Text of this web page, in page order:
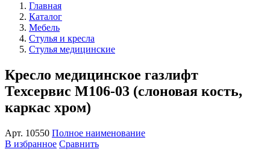
Главная
Каталог
Мебель
Стулья и кресла
Стулья медицинские
Кресло медицинское газлифт
Техсервис М106-03 (слоновая кость,
каркас хром)
Арт. 10550 Полное наименование
В избранное Сравнить